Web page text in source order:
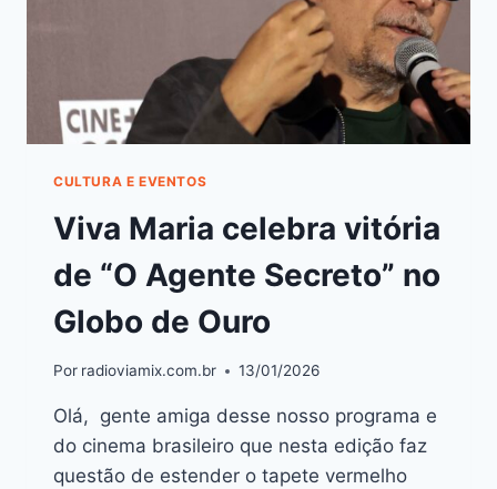
CULTURA E EVENTOS
Viva Maria celebra vitória
de “O Agente Secreto” no
Globo de Ouro
Por radioviamix.com.br 13/01/2026
Olá, gente amiga desse nosso programa e
do cinema brasileiro que nesta edição faz
questão de estender o tapete vermelho